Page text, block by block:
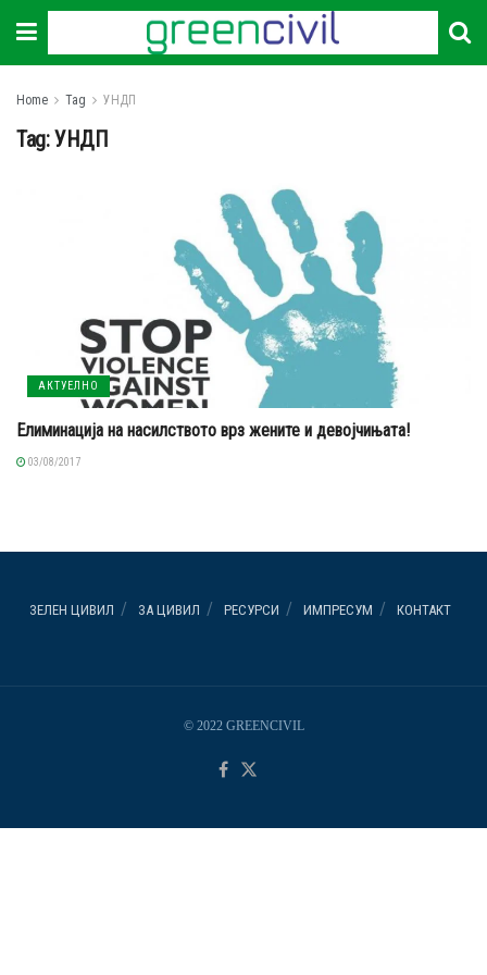
Home Tag УНДП
Tag:УНДП
АКТУЕЛНО
Елиминација на насилството врз жените и девојчињата!
03/08/2017
ЗЕЛЕН ЦИВИЛ ЗА ЦИВИЛ РЕСУРСИ ИМПРЕСУМ КОНТАКТ
© 2022 GREENCIVIL